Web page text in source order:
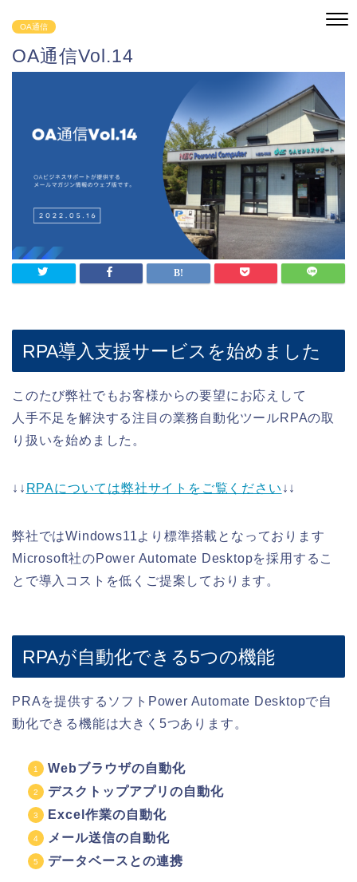
OA通信
OA通信Vol.14
RPA導入支援サービスを始めました
このたび弊社でもお客様からの要望にお応えして
人手不足を解決する注目の業務自動化ツールRPAの取
り扱いを始めました。
↓↓ RPAについては弊社サイトをご覧ください ↓↓
弊社ではWindows11より標準搭載となっております
Microsoft社のPower Automate Desktopを採用するこ
とで導入コストを低くご提案しております。
RPAが自動化できる5つの機能
PRAを提供するソフトPower Automate Desktopで自
動化できる機能は大きく5つあります。
Webブラウザの自動化
デスクトップアプリの自動化
Excel作業の自動化
メール送信の自動化
データベースとの連携